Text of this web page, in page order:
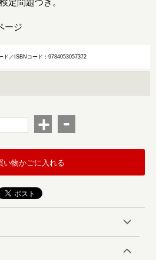
定問題つき。
ージ
ド／ISBNコード：9784053057372
+ -
い物かごに入れる